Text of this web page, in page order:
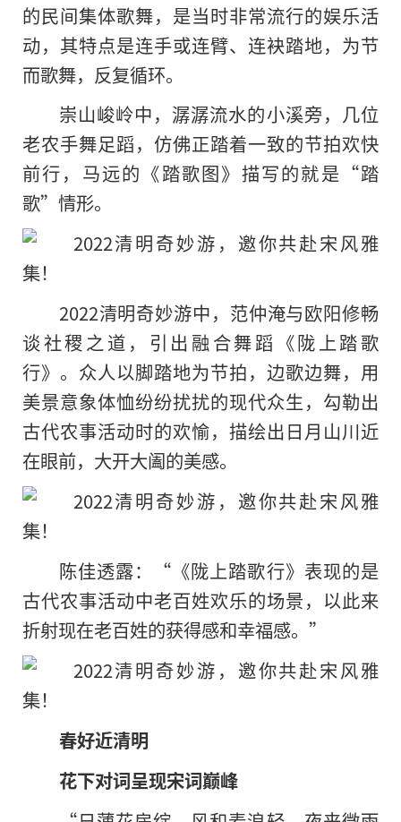
的民间集体歌舞，是当时非常流行的娱乐活
动，其特点是连手或连臂、连袂踏地，为节
而歌舞，反复循环。
崇山峻岭中，潺潺流水的小溪旁，几位
老农手舞足蹈，仿佛正踏着一致的节拍欢快
前行，马远的《踏歌图》描写的就是“踏
歌”情形。
2022清明奇妙游中，范仲淹与欧阳修畅
谈社稷之道，引出融合舞蹈《陇上踏歌
行》。众人以脚踏地为节拍，边歌边舞，用
美景意象体恤纷纷扰扰的现代众生，勾勒出
古代农事活动时的欢愉，描绘出日月山川近
在眼前，大开大阖的美感。
陈佳透露：“《陇上踏歌行》表现的是
古代农事活动中老百姓欢乐的场景，以此来
折射现在老百姓的获得感和幸福感。”
春好近清明
花下对词呈现宋词巅峰